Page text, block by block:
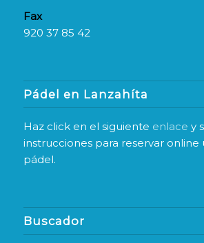
Fax
920 37 85 42
Pádel en Lanzahíta
Haz click en el siguiente enlace y
instrucciones para reservar online
pádel.
Buscador